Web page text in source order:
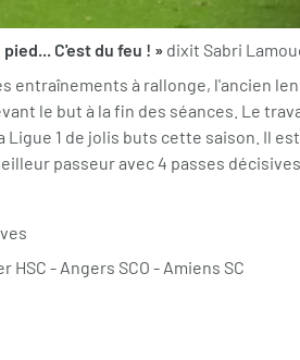
C'est du feu ! » dixit Sabri
entraînements à rallonge, l'ancien
le but à la fin des séances. Le
1 de jolis buts cette saison. Il
passeur avec 4 passes décisives.
- Angers SCO - Amiens SC